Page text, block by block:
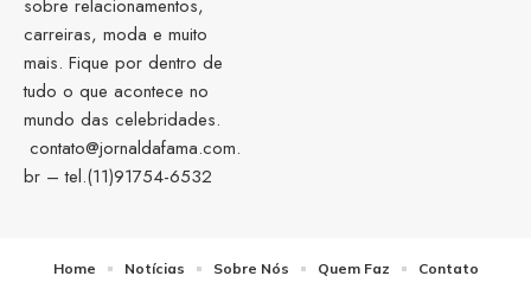
sobre relacionamentos,
carreiras, moda e muito
mais. Fique por dentro de
tudo o que acontece no
mundo das celebridades.
contato@jornaldafama.com.
br – tel.(11)91754-6532
Home Notícias Sobre Nós Quem Faz Contato